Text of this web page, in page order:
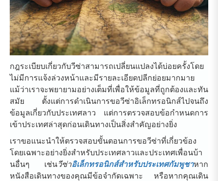
กฎระเบียบเกี่ยวกับวีซ่าสามารถเปลี่ยนแปลงได้บ่อยครั้งโดย
ไม่มีการแจ้งล่วงหน้าและมีรายละเอียดปลีกย่อยมากมาย
แม้ว่าเราจะพยายามอย่างเต็มที่เพื่อให้ข้อมูลที่ถูกต้องและทัน
สมัย ​​ตั้งแต่การดำเนินการขอวีซ่าอิเล็กทรอนิกส์ไปจนถึง
ข้อมูลเกี่ยวกับประเทศลาว แต่การตรวจสอบข้อกำหนดการ
เข้าประเทศล่าสุดก่อนเดินทางเป็นสิ่งสำคัญอย่างยิ่ง
เราขอแนะนำให้ตรวจสอบขั้นตอนการขอวีซ่าที่เกี่ยวข้อง
โดยเฉพาะอย่างยิ่งสำหรับประเทศลาวและประเทศเพื่อนบ้า
นอื่นๆ เช่นวีซ่าอิเล็กทรอนิกส์สำหรับประเทศกัมพูชาหาก
หนังสือเดินทางของคุณมีข้อจำกัดเฉพาะ หรือหากคุณเดิน